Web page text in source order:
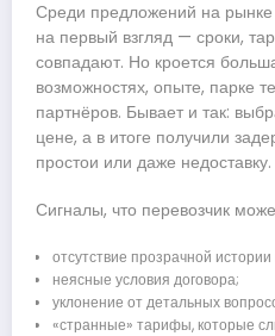
Среди предложений на
на первый взгляд — сроки,
совпадают. Но кроется
возможностях, опыте, парке
партнёров. Бывает и так:
цене, а в итоге получили
простои или даже недоставку.
Сигналы, что перевозчик
отсутствие прозрачной
неясные условия договора;
уклонение от детальных
«странные» тарифы, которые